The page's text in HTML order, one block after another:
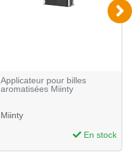
Applicateur pour billes
aromatisées Miinty
Miinty
En stock